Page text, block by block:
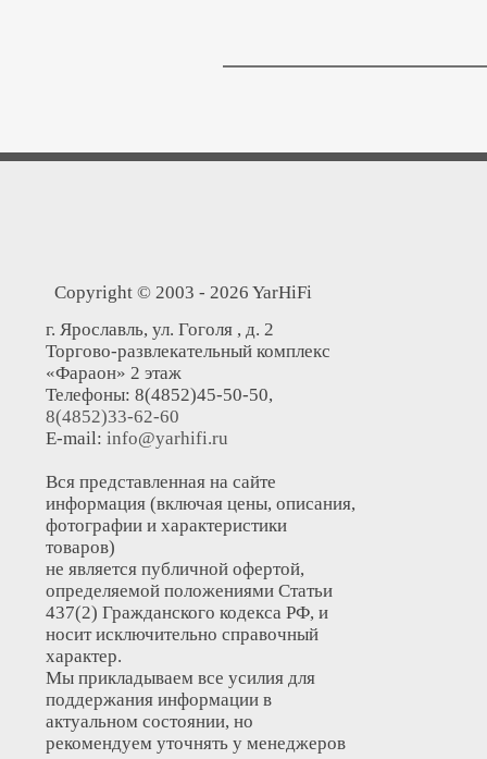
Copyright © 2003 - 2026 YarHiFi
г. Ярославль, ул. Гоголя , д. 2
Торгово-развлекательный комплекс
«Фараон» 2 этаж
Телефоны: 8(4852)45-50-50,
8(4852)33-62-60
E-mail: info@yarhifi.ru
Вся представленная на сайте
информация (включая цены, описания,
фотографии и характеристики
товаров)
не является публичной офертой,
определяемой положениями Статьи
437(2) Гражданского кодекса РФ, и
носит исключительно справочный
характер.
Мы прикладываем все усилия для
поддержания информации в
актуальном состоянии, но
рекомендуем уточнять у менеджеров